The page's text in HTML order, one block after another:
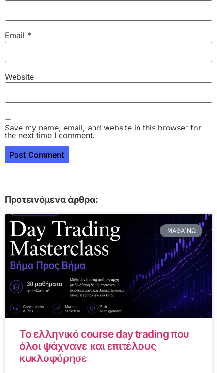
Email *
Website
Save my name, email, and website in this browser for
the next time I comment.
Προτεινόμενα άρθρα:
ΜΑΘΑΊΝΩ
Το ελληνικό course day trading που
όλοι ψάχνανε και επιτέλους
κυκλοφόρησε